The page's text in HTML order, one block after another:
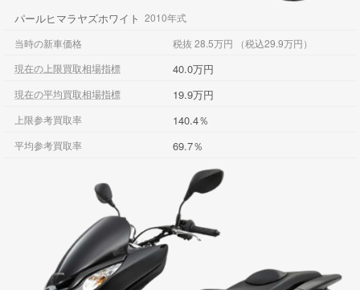
パールヒマラヤズホワイト 2010年式
当時の新車価格
税抜 28.5万円 （税込29.9万円）
現在の上限買取相場指標
40.0万円
現在の平均買取相場指標 19.9万円
上限参考買取率 140.4％
平均参考買取率 69.7％